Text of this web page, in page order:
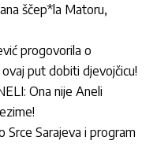
ščep*la Matoru,
progovorila o
put dobiti djevojčicu!
Ona nije Aneli
Srce Sarajeva i program